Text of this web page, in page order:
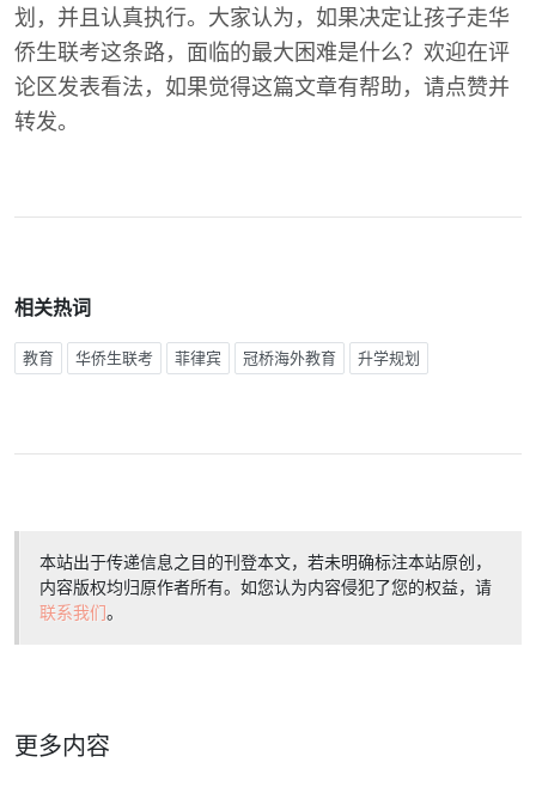
划，并且认真执行。大家认为，如果决定让孩子走华
侨生联考这条路，面临的最大困难是什么？欢迎在评
论区发表看法，如果觉得这篇文章有帮助，请点赞并
转发。
相关热词
教育 华侨生联考 菲律宾 冠桥海外教育 升学规划
本站出于传递信息之目的刊登本文，若未明确标注本站原创，
内容版权均归原作者所有。如您认为内容侵犯了您的权益，请
联系我们。
更多内容